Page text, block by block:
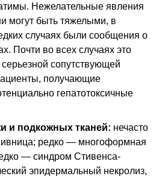
Нежелательные явления
могут быть тяжелыми, в
случаях были сообщения о
Почти во всех случаях это
сопутствующей
получающие
гепатотоксичные
и подкожных тканей: нечасто
редко — многоформная
— синдром Стивенса-
эпидермальный некролиз,